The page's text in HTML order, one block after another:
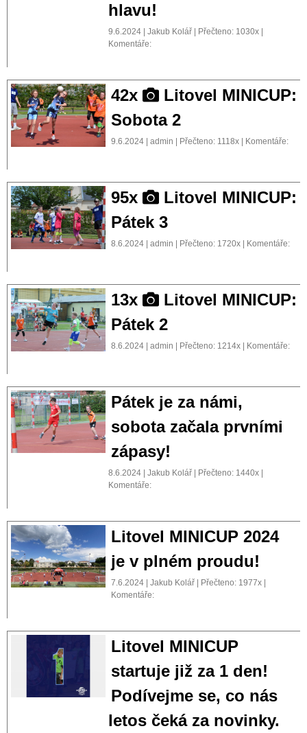
hlavu!
9.6.2024 | Jakub Kolář | Přečteno: 1030x |
Komentáře:
42x
Litovel MINICUP:
Sobota 2
9.6.2024 | admin | Přečteno: 1118x | Komentáře:
95x
Litovel MINICUP:
Pátek 3
8.6.2024 | admin | Přečteno: 1720x | Komentáře:
13x
Litovel MINICUP:
Pátek 2
8.6.2024 | admin | Přečteno: 1214x | Komentáře:
Pátek je za námi,
sobota začala prvními
zápasy!
8.6.2024 | Jakub Kolář | Přečteno: 1440x |
Komentáře:
Litovel MINICUP 2024
je v plném proudu!
7.6.2024 | Jakub Kolář | Přečteno: 1977x |
Komentáře:
Litovel MINICUP
startuje již za 1 den!
Podívejme se, co nás
letos čeká za novinky.